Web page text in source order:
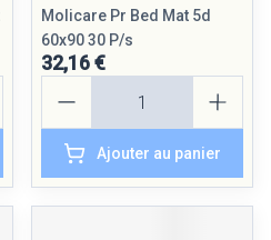
Molicare Pr Bed Mat 5d
60x90 30 P/s
32,16 €
Ajouter au panier